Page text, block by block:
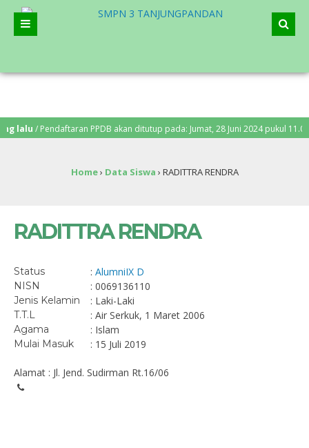
/ Pendaftaran PPDB akan ditutup pada: Jumat, 28 Juni 2024 pukul 11.00
Home› Data Siswa › RADITTRA RENDRA
RADITTRA RENDRA
Status : AlumniIX D
NISN : 0069136110
Jenis Kelamin : Laki-Laki
T.T.L : Air Serkuk, 1 Maret 2006
Agama : Islam
Mulai Masuk : 15 Juli 2019
Alamat : Jl. Jend. Sudirman Rt.16/06